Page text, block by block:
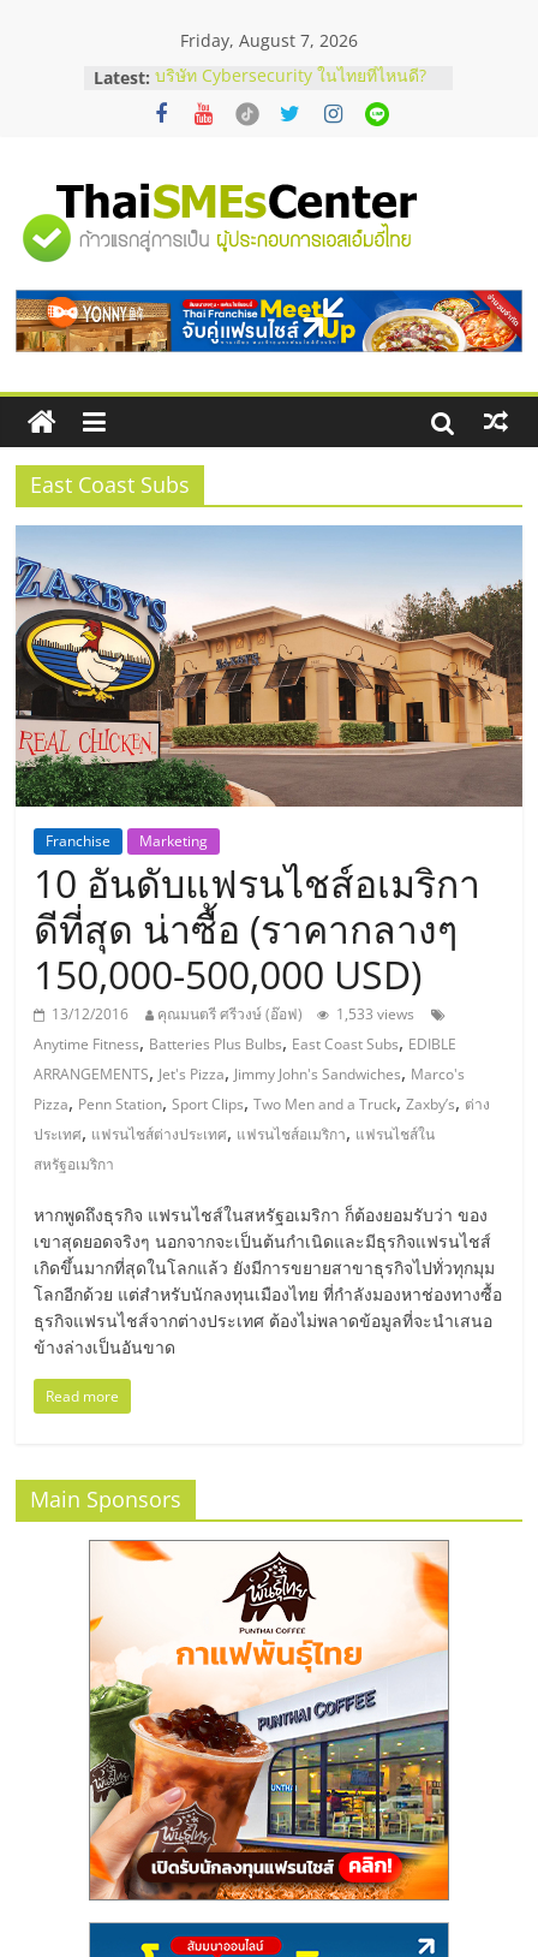
Friday, August 7, 2026
Latest: บริษัท Cybersecurity ในไทยที่ไหนดี?
วิธีเลือกผู้ให้บริการให้คุ้มค่าและตอบ
โจทย์ธุรกิจ
สัมมนาออนไลน์ โอกาสบริหารสถานี
บริการน้ำมัน Shell
สัมมนาลงทุน แฟรนไชส์ยอนนี่
ไชส์ ครั้งที่ 8
ร้านเครื่องเสียงคุณภาพสูง พร้อม
โซลูชันระบบภาพและเสียง
"ศูนย์
รวม
ข้อมูล
ธุรกิจ
SME
แห่ง
ประเทศไทย,
ThaiSMEsCenter,
รวม
ธุรกิจ
เอ
ส
เอ็
มอี
ไทย,
SMEs,
แฟ
รน
ไชส์,
ที่
ปรึกษา
แฟ
ไชส์,
รวม
แฟ
East Coast Subs
Franchise Marketing
10 อันดับแฟรนไชส์อเมริกา
ดีที่สุด น่าซื้อ (ราคากลางๆ
150,000-500,000 USD)
13/12/2016 คุณมนตรี ศรีวงษ์ (อ๊อฟ)
1,533 views
Anytime Fitness, Batteries Plus Bulbs, East Coast Subs, EDIBLE
ARRANGEMENTS, Jet's Pizza, Jimmy John's Sandwiches, Marco's
Pizza, Penn Station,Sport Clips,Two Men and a Truck,Zaxby’s, ต่าง
ประเทศ, แฟรนไชส์ต่างประเทศ, แฟรนไชส์อเมริกา, แฟรนไชส์ใน
สหรัฐอเมริกา
หากพูดถึงธุรกิจ แฟรนไชส์ในสหรัฐอเมริกา ก็ต้องยอมรับว่า ของ
เขาสุดยอดจริงๆ นอกจากจะเป็นต้นกำเนิดและมีธุรกิจแฟรนไชส์
เกิดขึ้นมากที่สุดในโลกแล้ว ยังมีการขยายสาขาธุรกิจไปทั่วทุกมุม
โลกอีกด้วย แต่สำหรับนักลงทุนเมืองไทย ที่กำลังมองหาช่องทางซื้อ
ธุรกิจแฟรนไชส์จากต่างประเทศ ต้องไม่พลาดข้อมูลที่จะนำเสนอ
ข้างล่างเป็นอันขาด
Read more
Main Sponsors